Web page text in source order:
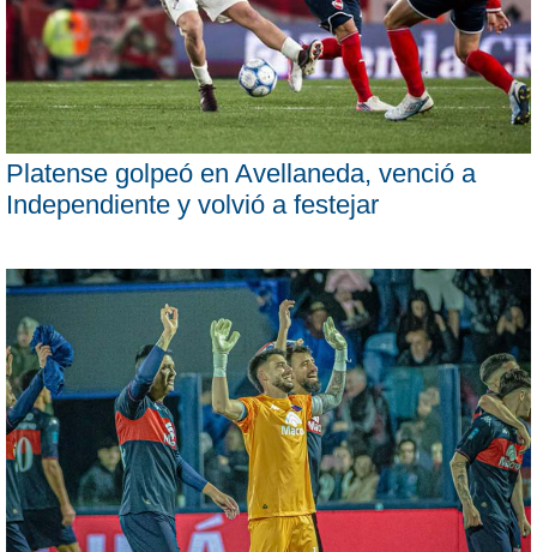
Platense golpeó en Avellaneda, venció a
Independiente y volvió a festejar